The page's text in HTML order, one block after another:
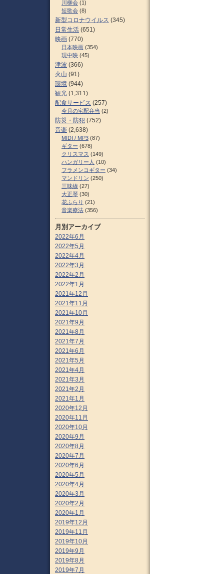
川柳会 (1)
短歌会 (8)
新型コロナウイルス (345)
日常生活 (651)
映画 (770)
日本映画 (354)
現中映 (45)
津波 (366)
火山 (91)
環境 (944)
観光 (1,311)
配食サービス (257)
今月の宅配弁当 (2)
防災・防犯 (752)
音楽 (2,638)
MIDI / MP3 (87)
ギター (678)
クリスマス (149)
ハンガリー人 (10)
フラメンコギター (34)
マンドリン (250)
三味線 (27)
大正琴 (30)
花ふらり (21)
音楽療法 (356)
月別アーカイブ
2022年6月
2022年5月
2022年4月
2022年3月
2022年2月
2022年1月
2021年12月
2021年11月
2021年10月
2021年9月
2021年8月
2021年7月
2021年6月
2021年5月
2021年4月
2021年3月
2021年2月
2021年1月
2020年12月
2020年11月
2020年10月
2020年9月
2020年8月
2020年7月
2020年6月
2020年5月
2020年4月
2020年3月
2020年2月
2020年1月
2019年12月
2019年11月
2019年10月
2019年9月
2019年8月
2019年7月